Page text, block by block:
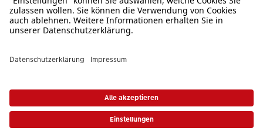
Sortiment
Service